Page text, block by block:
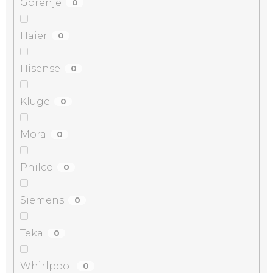
Gorenje 0
Haier 0
Hisense 0
Kluge 0
Mora 0
Philco 0
Siemens 0
Teka 0
Whirlpool 0